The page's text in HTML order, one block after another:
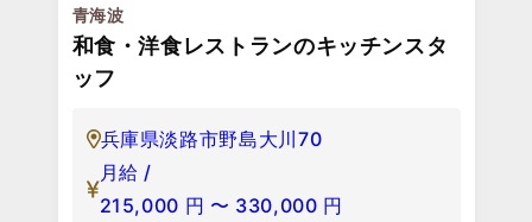
青海波
和食・洋食レストランのキッチンスタ
ッフ
兵庫県淡路市野島大川70
月給 /
215,000 円 〜 330,000 円